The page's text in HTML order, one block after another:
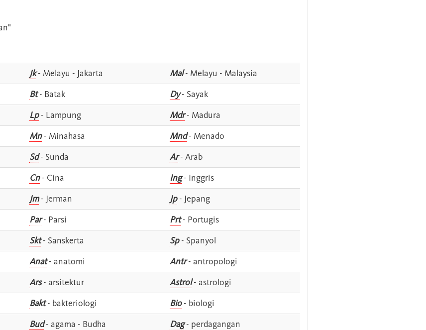
Jk- Melayu - Jakarta Mal- Melayu - Malaysia
Bt- Batak Dy- Sayak
Lp- Lampung Mdr- Madura
Mn- Minahasa Mnd- Menado
Sd- Sunda Ar- Arab
Cn- Cina Ing- Inggris
Jm- Jerman Jp- Jepang
Par- Parsi Prt- Portugis
Skt- Sanskerta Sp- Spanyol
Anat- anatomi Antr- antropologi
Ars- arsitektur Astrol- astrologi
Bakt- bakteriologi Bio- biologi
Bud- agama - Budha Dag- perdagangan